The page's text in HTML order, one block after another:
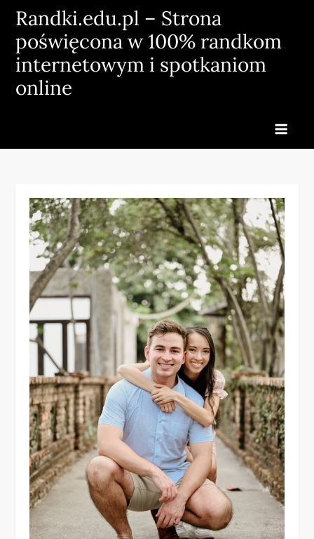
Skip
content
Randki.edu.pl – Strona
poświęcona w 100% randkom
internetowym i spotkaniom
online